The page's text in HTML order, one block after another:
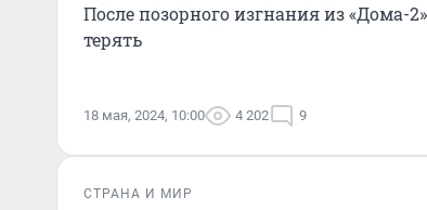
После позорного изгнания из «Дома-
терять
18 мая, 2024, 10:00 4 202 9
СТРАНА И МИР